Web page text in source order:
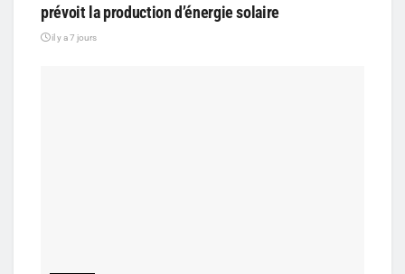
prévoit la production d’énergie solaire
il y a 7 jours